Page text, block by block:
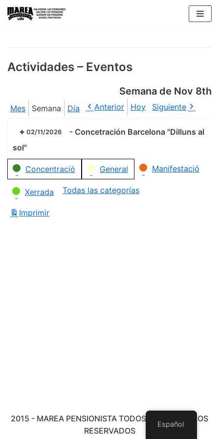
Saltar
Actividades – Eventos
Semana de Nov 8th
Mes Semana Día Anterior Hoy Siguiente
02/11/2026 - Concetración Barcelona "Dilluns al
sol"
Categorías
Concentració General Manifestació
Xerrada Todas las categorías
Imprimir
2015 - MAREA PENSIONISTA TODOS LOS DERECHOS
RESERVADOS
Español